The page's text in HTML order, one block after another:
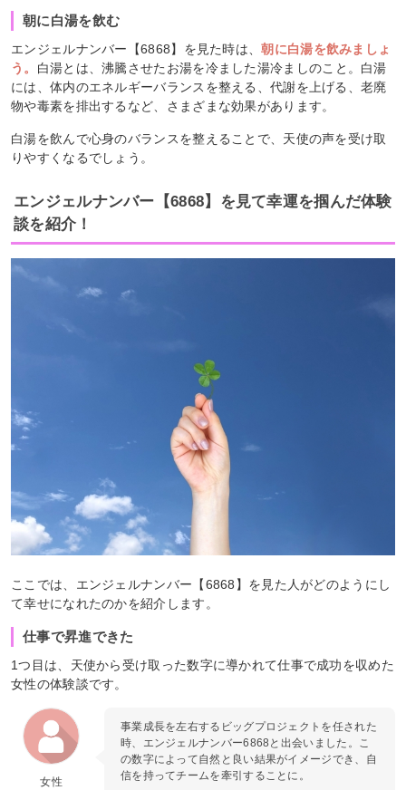
朝に白湯を飲む
エンジェルナンバー【6868】を見た時は、朝に白湯を飲みましょ
う。 白湯とは、沸騰させたお湯を冷ました湯冷ましのこと。白湯
には、体内のエネルギーバランスを整える、代謝を上げる、老廃
物や毒素を排出するなど、さまざまな効果があります。
白湯を飲んで心身のバランスを整えることで、天使の声を受け取
りやすくなるでしょう。
エンジェルナンバー【6868】を見て幸運を掴んだ体験
談を紹介！
ここでは、エンジェルナンバー【6868】を見た人がどのようにし
て幸せになれたのかを紹介します。
仕事で昇進できた
1つ目は、天使から受け取った数字に導かれて仕事で成功を収めた
女性の体験談です。
女性
事業成長を左右するビッグプロジェクトを任された
時、エンジェルナンバー6868と出会いました。こ
の数字によって自然と良い結果がイメージでき、自
信を持ってチームを牽引することに。